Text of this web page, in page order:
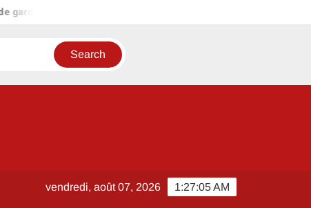
garde Oise ouverte aujourd’hui : que faire si aucune n’apparaît en
1:27:06 AM
vendredi, août 07, 2026